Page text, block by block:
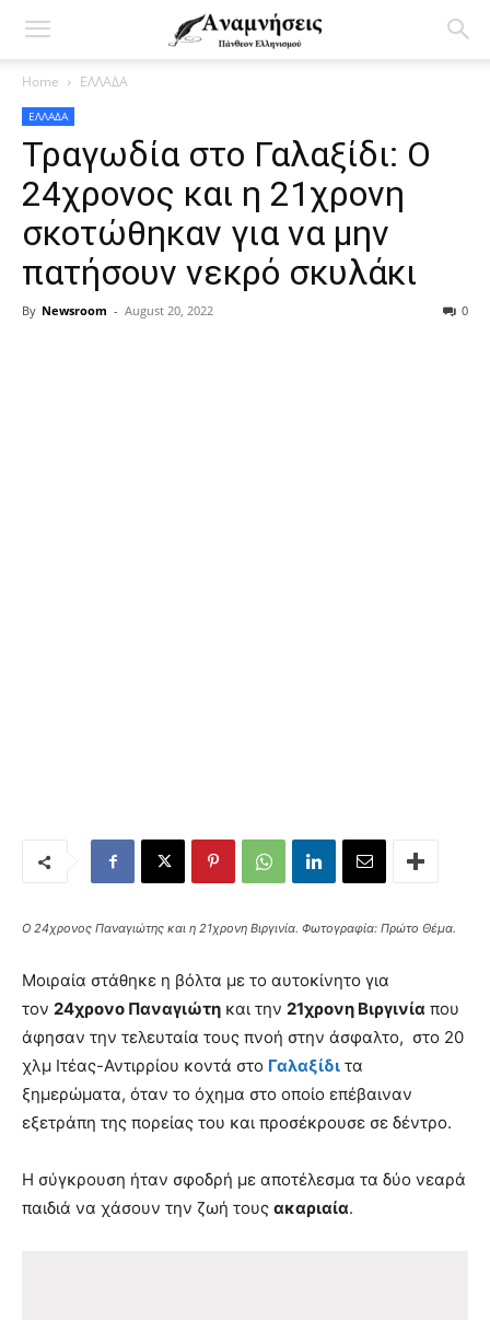
Home ΕΛΛΑΔΑ
ΕΛΛΑΔΑ
Τραγωδία στο Γαλαξίδι: Ο
24χρονος και η 21χρονη
σκοτώθηκαν για να μην
πατήσουν νεκρό σκυλάκι
By Newsroom - August 20, 2022 0
Ο 24χρονος Παναγιώτης και η 21χρονη Βιργινία. Φωτογραφία: Πρώτο Θέμα.
Μοιραία στάθηκε η βόλτα με το αυτοκίνητο για
τον 24χρονο Παναγιώτη και την 21χρονη Βιργινία που
άφησαν την τελευταία τους πνοή στην άσφαλτο, στο 20
χλμ Ιτέας-Αντιρρίου κοντά στο Γαλαξίδι τα
ξημερώματα, όταν το όχημα στο οποίο επέβαιναν
εξετράπη της πορείας του και προσέκρουσε σε δέντρο.
Η σύγκρουση ήταν σφοδρή με αποτέλεσμα τα δύο νεαρά
παιδιά να χάσουν την ζωή τους ακαριαία.